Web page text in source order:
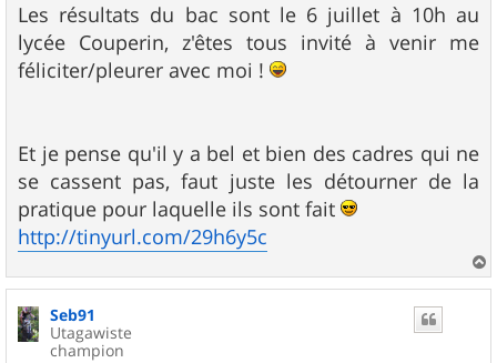
Les résultats du bac sont le 6 juillet à 10h au
lycée Couperin, z'êtes tous invité à venir me
féliciter/pleurer avec moi !
Et je pense qu'il y a bel et bien des cadres qui ne
se cassent pas, faut juste les détourner de la
pratique pour laquelle ils sont fait
http://tinyurl.com/29h6y5c
a
Seb91
Utagawiste
champion